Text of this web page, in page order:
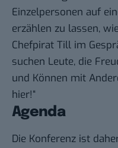
Einzelpersonen auf
erzählen zu lassen,
Chefpirat Till im
suchen Leute, die
und Können mit
hier!“
Agenda
Die Konferenz ist